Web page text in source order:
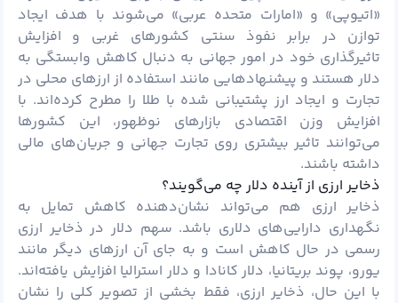
«اتیوپی» و «امارات متحده عربی» می‌شوند با هدف ایجاد
توازن در برابر نفوذ سنتی کشورهای غربی و افزایش
تاثیرگذاری خود در امور جهانی به دنبال کاهش وابستگی به
دلار هستند و پیشنهادهایی مانند استفاده از ارزهای محلی در
تجارت و ایجاد ارز پشتیبانی شده با طلا را مطرح کرده‌اند. با
افزایش وزن اقتصادی بازارهای نوظهور، این کشورها
می‌توانند تاثیر بیشتری روی تجارت جهانی و جریان‌های مالی
داشته باشند.
ذخایر ارزی از آینده دلار چه می‌گویند؟
ذخایر ارزی هم می‌تواند نشان‌دهنده کاهش تمایل به
نگهداری دارایی‌های دلاری باشد. سهم دلار در ذخایر ارزی
رسمی در حال کاهش است و به جای آن ارزهای دیگر مانند
یورو، پوند بریتانیا، دلار کانادا و دلار استرالیا افزایش یافته‌اند.
با این حال، ذخایر ارزی، فقط بخشی از تصویر کلی را نشان